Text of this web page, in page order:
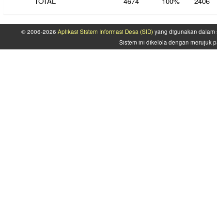
© 2006-2026 Aplikasi Sistem Informasi Desa (SID) yang digunakan
Sistem ini dikelola dengan merujuk